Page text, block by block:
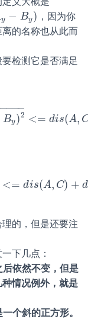
y − By) ，因为你
的名称也从此而
检测它是否满足
By)2
−
−−−
<= dis(A,
y)2<= dis(A,C)+dis( B
<= dis(A, C) + d
<=dis (A,C)+d s(B ,C)
的，但是还要注
下几点：
依然不变，但是
情况例外，就是
个斜的正方形。